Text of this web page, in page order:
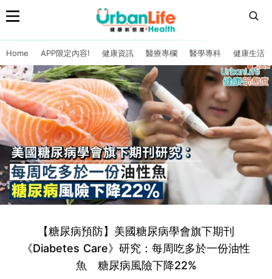
Home APP限定內容! 健康資訊 醫療專欄 醫學專科 健康生活
【糖尿病預防】美國糖尿病學會旗下期刊
《Diabetes Care》研究：每周吃多於一份油性
魚 糖尿病風險下降22%